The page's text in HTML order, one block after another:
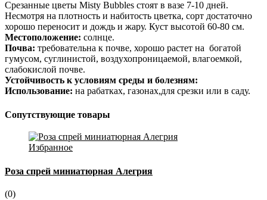
Срезанные цветы Misty Bubbles стоят в вазе 7-10 дней.
Несмотря на плотность и набитость цветка, сорт достаточно
хорошо переносит и дождь и жару. Куст высотой 60-80 см.
Местоположение: солнце.
Почва: требовательна к почве, хорошо растет на богатой
гумусом, суглинистой, воздухопроницаемой, влагоемкой,
слабокислой почве.
Устойчивость к условиям среды и болезням:
Использование: на рабатках, газонах,для срезки или в саду.
Сопутствующие товары
Избранное
Роза спрей миниатюрная Алегрия
(0)